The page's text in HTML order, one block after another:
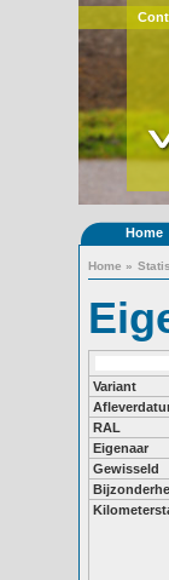
Home
Home »
Variant
RAL
Eigenaar
Gewisseld